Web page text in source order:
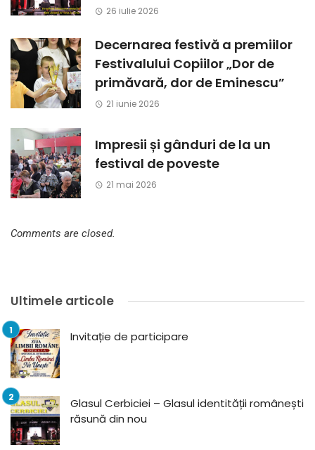
26 iulie 2026
Decernarea festivă a premiilor
Festivalului Copiilor „Dor de
primăvară, dor de Eminescu”
21 iunie 2026
Impresii și gânduri de la un
festival de poveste
21 mai 2026
Comments are closed.
Ultimele articole
Invitație de participare
Glasul Cerbiciei – Glasul identității românești
răsună din nou